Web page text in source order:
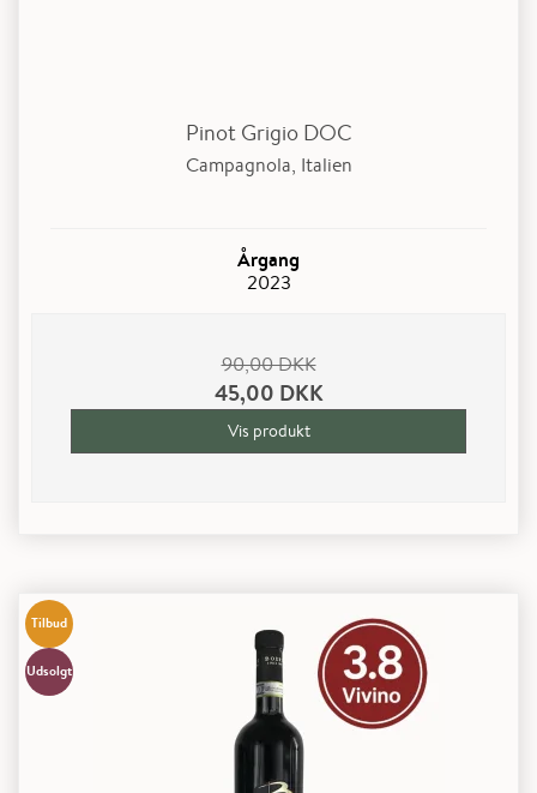
Pinot Grigio DOC
Campagnola, Italien
Årgang
2023
90,00 DKK
45,00 DKK
Vis produkt
Tilbud
Udsolgt